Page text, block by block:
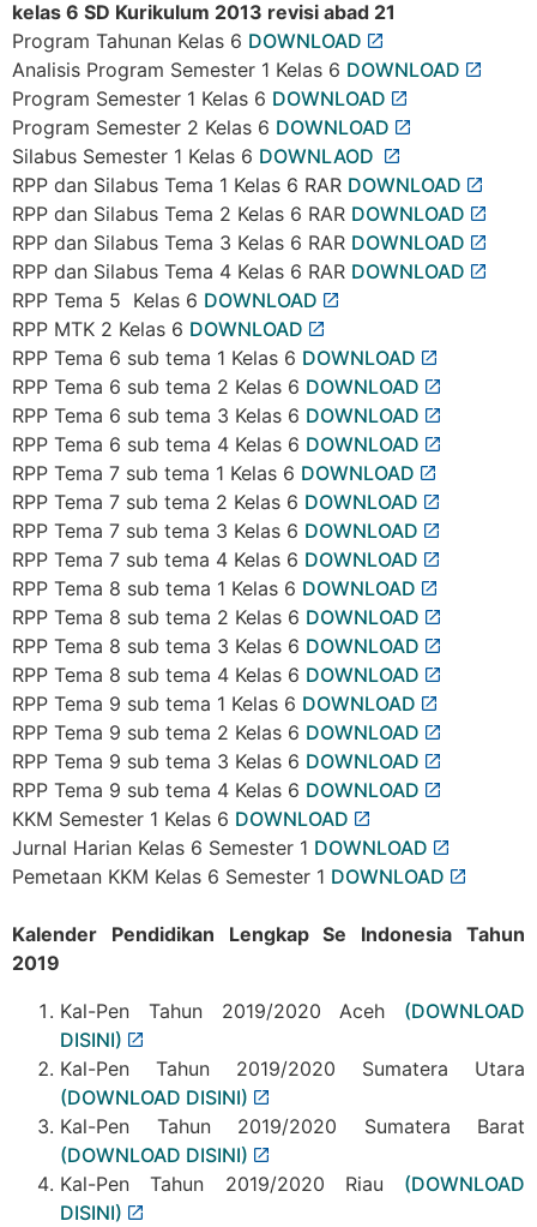
kelas 6 SD Kurikulum 2013 revisi abad 21
Program Tahunan Kelas 6 DOWNLOAD
Analisis Program Semester 1 Kelas 6 DOWNLOAD
Program Semester 1 Kelas 6 DOWNLOAD
Program Semester 2 Kelas 6 DOWNLOAD
Silabus Semester 1 Kelas 6 DOWNLAOD
RPP dan Silabus Tema 1 Kelas 6 RAR DOWNLOAD
RPP dan Silabus Tema 2 Kelas 6 RAR DOWNLOAD
RPP dan Silabus Tema 3 Kelas 6 RAR DOWNLOAD
RPP dan Silabus Tema 4 Kelas 6 RAR DOWNLOAD
RPP Tema 5 Kelas 6 DOWNLOAD
RPP MTK 2 Kelas 6 DOWNLOAD
RPP Tema 6 sub tema 1 Kelas 6 DOWNLOAD
RPP Tema 6 sub tema 2 Kelas 6 DOWNLOAD
RPP Tema 6 sub tema 3 Kelas 6 DOWNLOAD
RPP Tema 6 sub tema 4 Kelas 6 DOWNLOAD
RPP Tema 7 sub tema 1 Kelas 6 DOWNLOAD
RPP Tema 7 sub tema 2 Kelas 6 DOWNLOAD
RPP Tema 7 sub tema 3 Kelas 6 DOWNLOAD
RPP Tema 7 sub tema 4 Kelas 6 DOWNLOAD
RPP Tema 8 sub tema 1 Kelas 6 DOWNLOAD
RPP Tema 8 sub tema 2 Kelas 6 DOWNLOAD
RPP Tema 8 sub tema 3 Kelas 6 DOWNLOAD
RPP Tema 8 sub tema 4 Kelas 6 DOWNLOAD
RPP Tema 9 sub tema 1 Kelas 6 DOWNLOAD
RPP Tema 9 sub tema 2 Kelas 6 DOWNLOAD
RPP Tema 9 sub tema 3 Kelas 6 DOWNLOAD
RPP Tema 9 sub tema 4 Kelas 6 DOWNLOAD
KKM Semester 1 Kelas 6 DOWNLOAD
Jurnal Harian Kelas 6 Semester 1 DOWNLOAD
Pemetaan KKM Kelas 6 Semester 1 DOWNLOAD
Kalender Pendidikan Lengkap Se Indonesia Tahun
2019
Kal-Pen Tahun 2019/2020 Aceh (DOWNLOAD
DISINI)
Kal-Pen Tahun 2019/2020 Sumatera Utara
(DOWNLOAD DISINI)
Kal-Pen Tahun 2019/2020 Sumatera Barat
(DOWNLOAD DISINI)
Kal-Pen Tahun 2019/2020 Riau (DOWNLOAD
DISINI)